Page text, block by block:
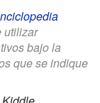
utilizar
bajo la
que se indique